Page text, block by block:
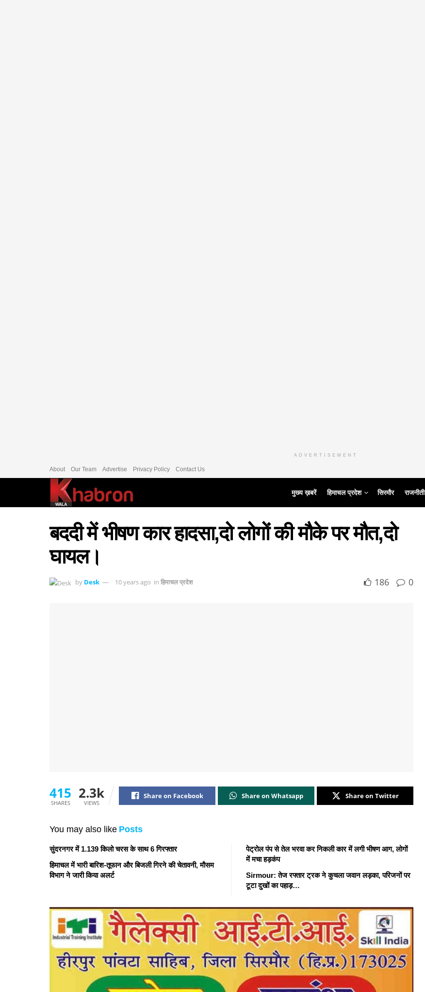
ADVERTISEMENT
About Our Team Advertise Privacy Policy Contact Us
मुख्य ख़बरें हिमाचल प्रदेश सिरमौर राजनीती
बददी में भीषण कार हादसा,दो लोगों की मौके पर मौत,दो
घायल।
by Desk 10 years ago in हिमाचल प्रदेश 186 0
415
SHARES
2.3k
VIEWS
Share on Facebook Share on Whatsapp Share on Twitter
You may also like Posts
सुंदरनगर में 1.139 किलो चरस के साथ 6 गिरफ्तार
हिमाचल में भारी बारिश-तूफान और बिजली गिरने की चेतावनी, मौसम
विभाग ने जारी किया अलर्ट
पेट्रोल पंप से तेल भरवा कर निकली कार में लगी भीषण आग, लोगों
में मचा हड़कंप
Sirmour: तेज रफ्तार ट्रक ने कुचला जवान लड़का, परिजनों पर
टूटा दुखों का पहाड़…